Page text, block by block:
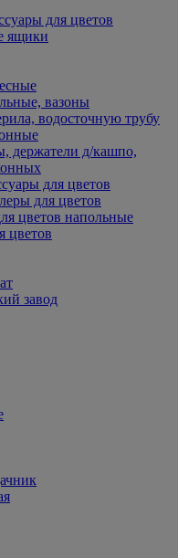
для цветов
ящики
вазоны
водосточную трубу
держатели д/кашпо,
для цветов
для цветов
цветов напольные
цветов
завод